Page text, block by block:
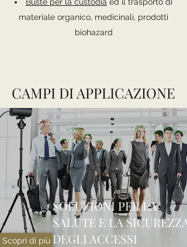
materiale organico, medicinali, prodotti
biohazard
CAMPI DI APPLICAZIONE
Scopri di più
SOLUZIONI PER LA
SALUTE E LA SICUREZZA
DEGLI ACCESSI